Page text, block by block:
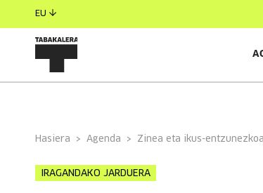
EU
Hasiera Agenda Zinea eta ikus-
IRAGANDAKO JARDUERA